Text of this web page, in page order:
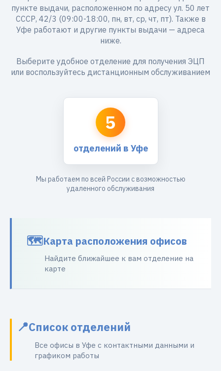
пункте выдачи, расположенном по адресу ул. 50 лет
СССР, 42/3 (09:00-18:00, пн, вт, ср, чт, пт). Также в
Уфе работают и другие пункты выдачи — адреса
ниже.
Выберите удобное отделение для получения ЭЦП
или воспользуйтесь дистанционным обслуживанием
5
отделений в Уфе
Мы работаем по всей России с возможностью
удаленного обслуживания
Карта расположения офисов
Найдите ближайшее к вам отделение на
карте
Список отделений
Все офисы в Уфе с контактными данными и
графиком работы